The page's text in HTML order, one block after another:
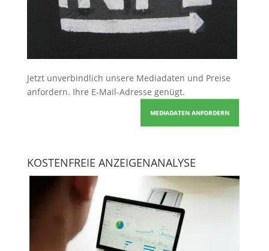
Jetzt unverbindlich unsere Mediadaten und Preise
anfordern. Ihre E-Mail-Adresse genügt.
MEDIADATEN ANFORDERN
KOSTENFREIE ANZEIGENANALYSE